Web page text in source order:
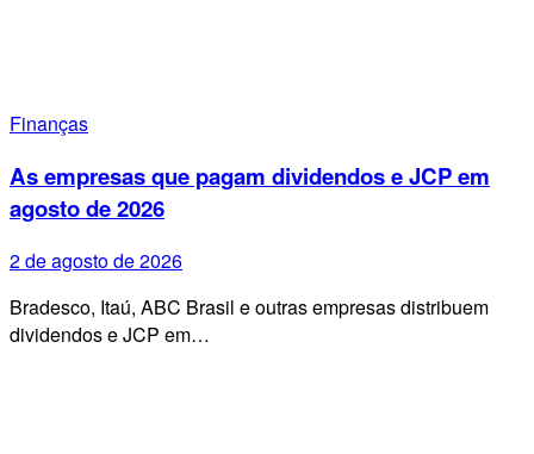
Finanças
As empresas que pagam dividendos e JCP em
agosto de 2026
2 de agosto de 2026
Bradesco, Itaú, ABC Brasil e outras empresas distribuem
dividendos e JCP em…